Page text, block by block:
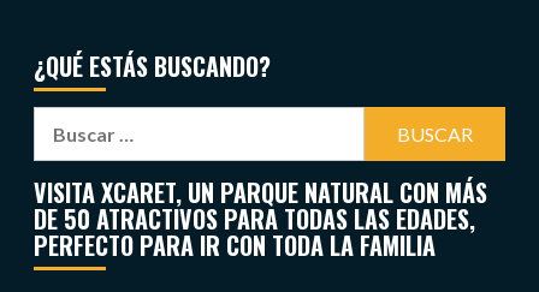
¿QUÉ ESTÁS BUSCANDO?
VISITA XCARET, UN PARQUE NATURAL CON MÁS
DE 50 ATRACTIVOS PARA TODAS LAS EDADES,
PERFECTO PARA IR CON TODA LA FAMILIA